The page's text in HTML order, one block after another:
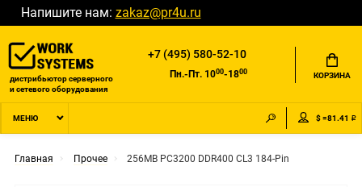
Напишите нам: zakaz@pr4u.ru
дистрибьютор серверного
и сетевого оборудования
+7 (495) 580-52-10
Пн.-Пт. 1000-1800 КОРЗИНА
МЕНЮ $ =81.41 ₽
Главная Прочее 256MB PC3200 DDR400 CL3 184-Pin